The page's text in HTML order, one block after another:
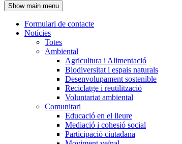
l'encapçalament
Show main menu
Navegació
principal
Formulari de contacte
Notícies
Totes
Ambiental
Agricultura i Alimentació
Biodiversitat i espais naturals
Desenvolupament sostenible
Reciclatge i reutilització
Voluntariat ambiental
Comunitari
Educació en el lleure
Mediació i cohesió social
Participació ciutadana